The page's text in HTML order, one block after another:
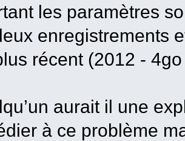
les paramètres
enregistrements
récent (2012 -
aurait il une
à ce problème